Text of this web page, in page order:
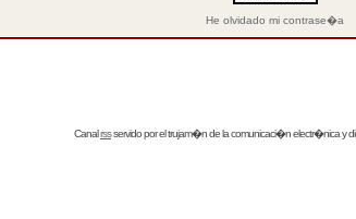
He olvidado mi contrase�a
Canalrssservido por eltrujam�nde la comunicaci�n electr�nica y